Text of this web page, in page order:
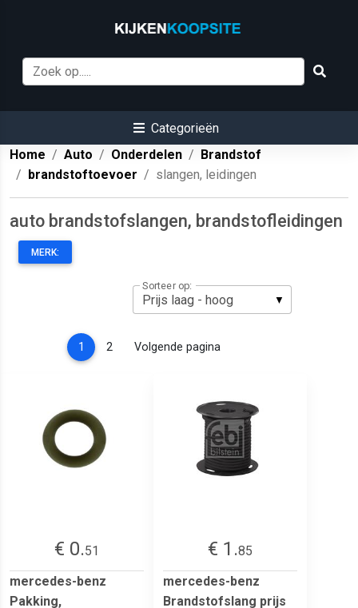
Categorieën
Home
Auto Onderdelen
Brandstof
brandstoftoevoer
slangen, leidingen
auto brandstofslangen, brandstofleidingen
MERK:
Sorteer op:
1 (current)
2 Volgende pagina
€ 0.51
mercedes-benz
Pakking,
€ 1.85
mercedes-benz
Brandstofslang prijs